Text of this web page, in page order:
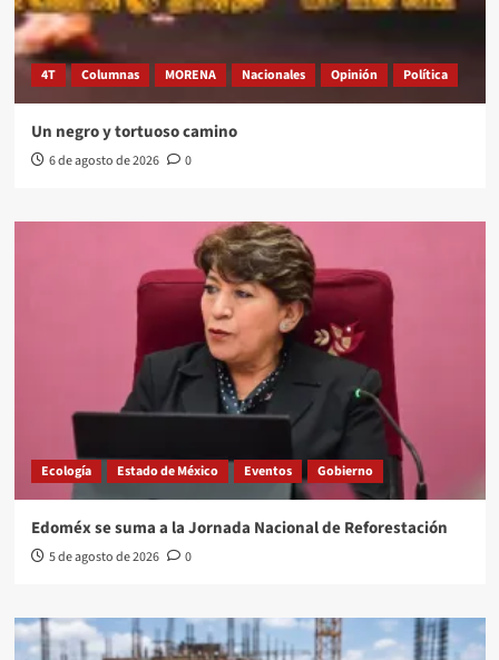
4T Columnas MORENA Nacionales Opinión Política
Un negro y tortuoso camino
6 de agosto de 2026 0
Ecología Estado de México Eventos Gobierno
Edoméx se suma a la Jornada Nacional de Reforestación
5 de agosto de 2026 0